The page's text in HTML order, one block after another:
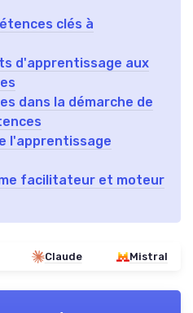
clés à
d'apprentissage aux
dans la démarche de
l'apprentissage
facilitateur et moteur
Claude Mistral